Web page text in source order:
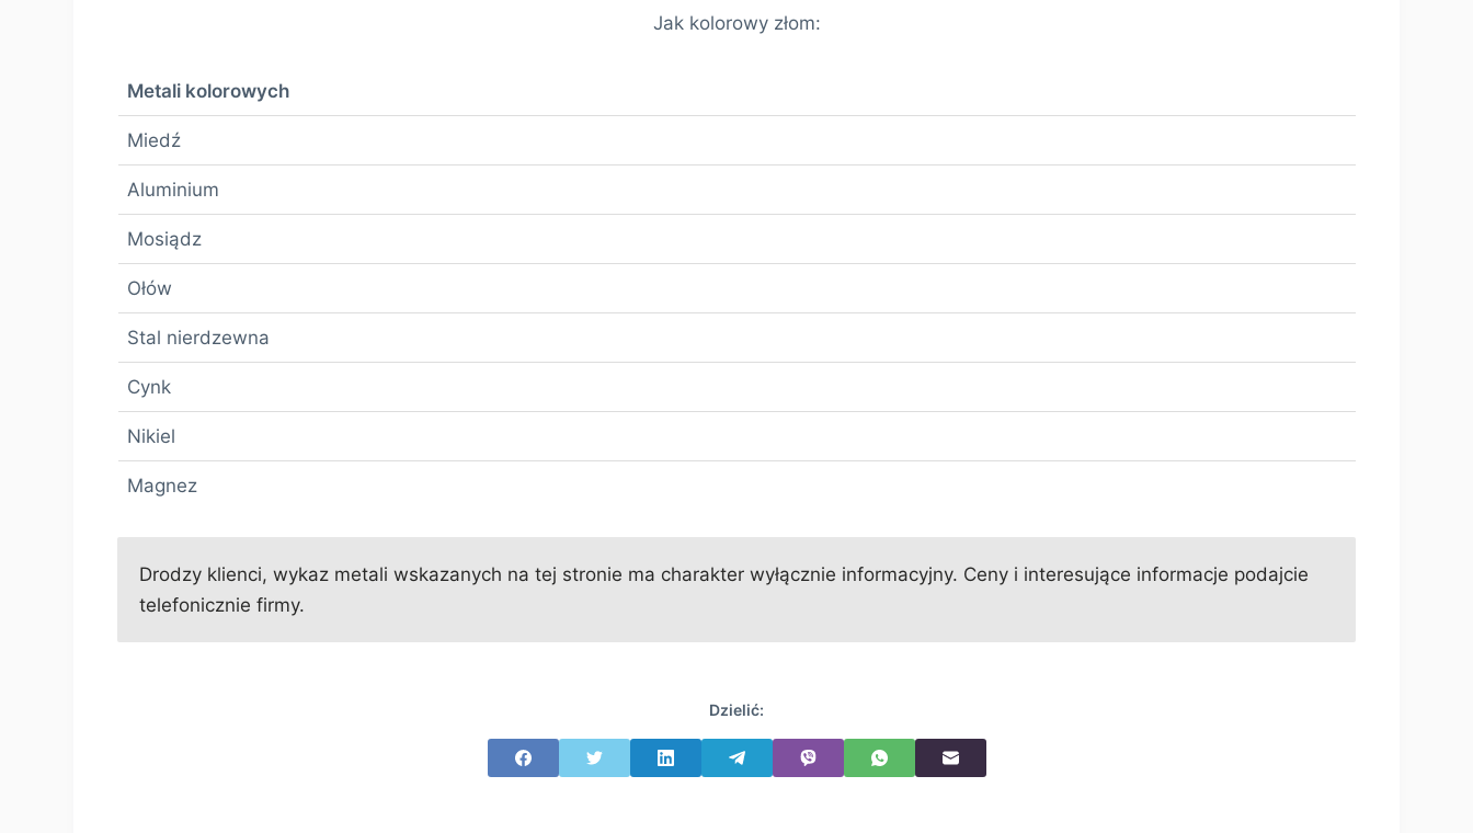
Jak kolorowy złom:
Metali kolorowych
Miedź
Aluminium
Mosiądz
Ołów
Stal nierdzewna
Cynk
Nikiel
Magnez
Drodzy klienci, wykaz metali wskazanych na tej stronie ma charakter wyłącznie informacyjny. Ceny i interesujące informacje podajcie
telefonicznie firmy.
Dzielić: